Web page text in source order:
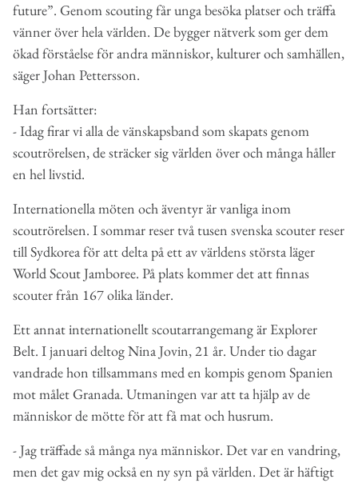
future”. Genom scouting får unga besöka platser och träffa
vänner över hela världen. De bygger nätverk som ger dem
ökad förståelse för andra människor, kulturer och samhällen,
säger Johan Pettersson.
Han fortsätter:
- Idag firar vi alla de vänskapsband som skapats genom
scoutrörelsen, de sträcker sig världen över och många håller
en hel livstid.
Internationella möten och äventyr är vanliga inom
scoutrörelsen. I sommar reser två tusen svenska scouter reser
till Sydkorea för att delta på ett av världens största läger
World Scout Jamboree. På plats kommer det att finnas
scouter från 167 olika länder.
Ett annat internationellt scoutarrangemang är Explorer
Belt. I januari deltog Nina Jovin, 21 år. Under tio dagar
vandrade hon tillsammans med en kompis genom Spanien
mot målet Granada. Utmaningen var att ta hjälp av de
människor de mötte för att få mat och husrum.
- Jag träffade så många nya människor. Det var en vandring,
men det gav mig också en ny syn på världen. Det är häftigt